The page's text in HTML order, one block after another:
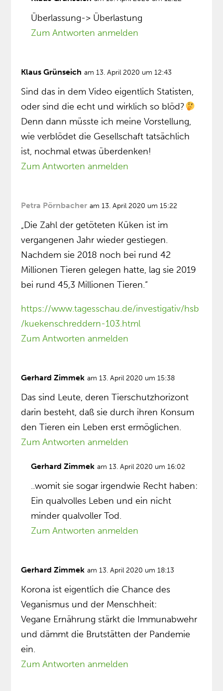
Überlassung-> Überlastung
Zum Antworten anmelden
Klaus Grünseich am 13. April 2020 um 12:43
Sind das in dem Video eigentlich Statisten,
oder sind die echt und wirklich so blöd?
Denn dann müsste ich meine Vorstellung,
wie verblödet die Gesellschaft tatsächlich
ist, nochmal etwas überdenken!
Zum Antworten anmelden
Petra Pörnbacher am 13. April 2020 um 15:22
„Die Zahl der getöteten Küken ist im
vergangenen Jahr wieder gestiegen.
Nachdem sie 2018 noch bei rund 42
Millionen Tieren gelegen hatte, lag sie 2019
bei rund 45,3 Millionen Tieren.“
https://www.tagesschau.de/investigativ/hsb
/kuekenschreddern-103.html
Zum Antworten anmelden
Gerhard Zimmek am 13. April 2020 um 15:38
Das sind Leute, deren Tierschutzhorizont
darin besteht, daß sie durch ihren Konsum
den Tieren ein Leben erst ermöglichen.
Zum Antworten anmelden
Gerhard Zimmek am 13. April 2020 um 16:02
..womit sie sogar irgendwie Recht haben:
Ein qualvolles Leben und ein nicht
minder qualvoller Tod.
Zum Antworten anmelden
Gerhard Zimmek am 13. April 2020 um 18:13
Korona ist eigentlich die Chance des
Veganismus und der Menschheit:
Vegane Ernährung stärkt die Immunabwehr
und dämmt die Brutstätten der Pandemie
ein.
Zum Antworten anmelden